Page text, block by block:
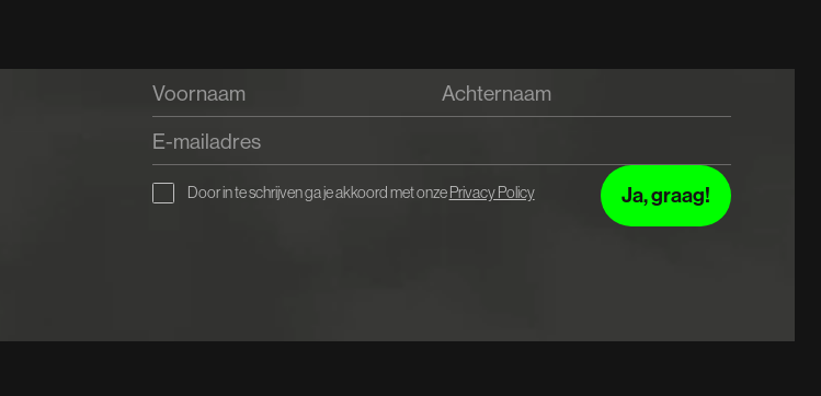
Door in te schrijven ga je akkoord met onze Privacy Policy